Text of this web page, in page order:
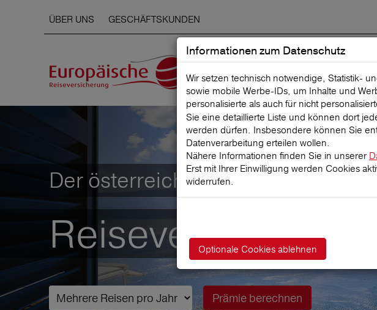
ÜBER UNS GESCHÄFTSKUNDEN
SCHADEN
Der österreichische Marktführer
Prämie berechnen
Informationen zum Datenschutz
Wir setzen technisch notwendige, Statistik-
sowie mobile Werbe‑IDs, um Inhalte und
personalisierte als auch für nicht
Sie eine detaillierte Liste und können dort
werden dürfen. Insbesondere können Sie
Datenverarbeitung erteilen wollen.
Nähere Informationen finden Sie in unserer
Erst mit Ihrer Einwilligung werden Cookies
widerrufen.
Optionale Cookies ablehnen